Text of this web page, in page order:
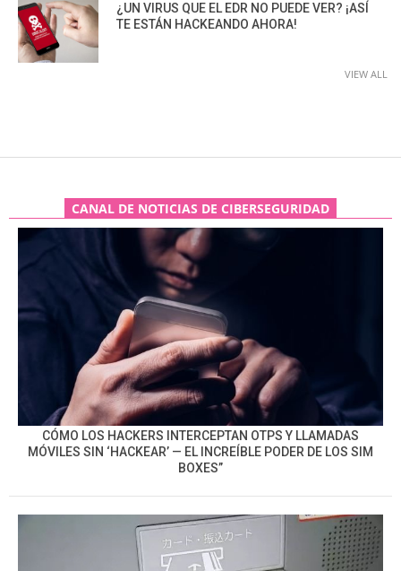
¿UN VIRUS QUE EL EDR NO PUEDE VER? ¡ASÍ
TE ESTÁN HACKEANDO AHORA!
VIEW ALL
CANAL DE NOTICIAS DE CIBERSEGURIDAD
CÓMO LOS HACKERS INTERCEPTAN OTPS Y LLAMADAS
MÓVILES SIN ‘HACKEAR’ — EL INCREÍBLE PODER DE LOS SIM
BOXES”